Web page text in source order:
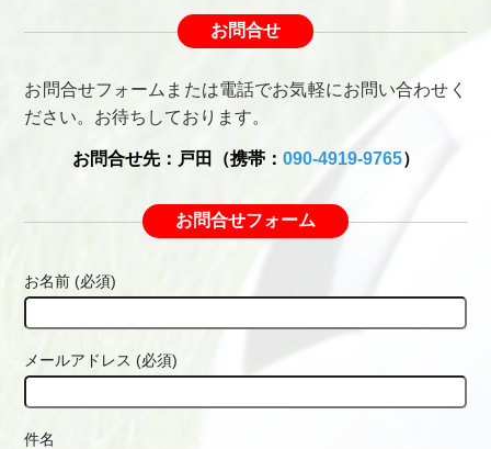
お問合せ
お問合せフォームまたは電話でお気軽にお問い合わせく
ださい。お待ちしております。
お問合せ先：戸田（携帯： 090-4919-9765）
お問合せフォーム
お名前 (必須)
メールアドレス (必須)
件名